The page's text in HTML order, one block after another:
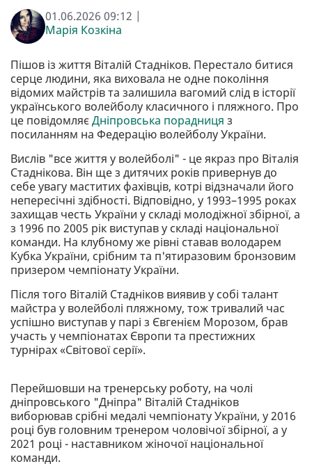
01.06.2026 09:12 |
Марія Козкіна
Пішов із життя Віталій Стадніков. Перестало битися
серце людини, яка виховала не одне покоління
відомих майстрів та залишила вагомий слід в історії
українського волейболу класичного і пляжного. Про
це повідомляєДніпровська порадниця з
посиланням на Федерацію волейболу України.
Вислів "все життя у волейболі" - це якраз про Віталія
Стаднікова. Він ще з дитячих років привернув до
себе увагу маститих фахівців, котрі відзначали його
непересічні здібності. Відповідно, у 1993–1995 роках
захищав честь України у складі молодіжної збірної, а
з 1996 по 2005 рік виступав у складі національної
команди. На клубному же рівні ставав володарем
Кубка України, срібним та п'ятиразовим бронзовим
призером чемпіонату України.
Після того Віталій Стадніков виявив у собі талант
майстра у волейболі пляжному, тож тривалий час
успішно виступав у парі з Євгенієм Морозом, брав
участь у чемпіонатах Європи та престижних
турнірах «Світової серії».
Перейшовши на тренерську роботу, на чолі
дніпровського "Дніпра" Віталій Стадніков
виборював срібні медалі чемпіонату України, у 2016
році був головним тренером чоловічої збірної, а у
2021 році - наставником жіночої національної
команди.